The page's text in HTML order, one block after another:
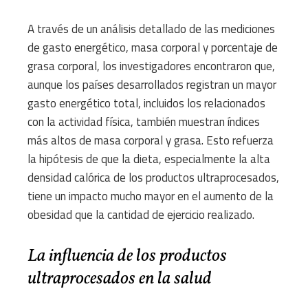
A través de un análisis detallado de las mediciones
de gasto energético, masa corporal y porcentaje de
grasa corporal, los investigadores encontraron que,
aunque los países desarrollados registran un mayor
gasto energético total, incluidos los relacionados
con la actividad física, también muestran índices
más altos de masa corporal y grasa. Esto refuerza
la hipótesis de que la dieta, especialmente la alta
densidad calórica de los productos ultraprocesados,
tiene un impacto mucho mayor en el aumento de la
obesidad que la cantidad de ejercicio realizado.
La influencia de los productos
ultraprocesados en la salud